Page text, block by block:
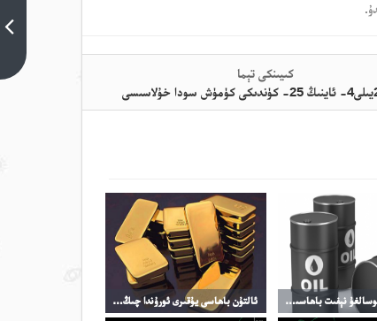
كىيىنكى تېما
كۈمۈش سودا
سۆھبەتتىكى توسالغۇ نېفىت باھاسىنىڭ ئۆرلىشىگە تىرەك بولدى ئالتۇن باھاسى يۇقىرى ئورۇندا چىڭ تۇرماقتا